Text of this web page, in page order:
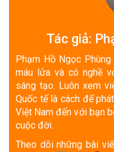
Tác giả:
Phạm Hồ Ngọc
máu lửa và có nghề
sáng tạo. Luôn xem
Quốc tế là cách để
Việt Nam đến với bạn
cuộc đời.
Theo dõi những bài